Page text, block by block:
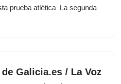
prueba atlética La segunda
de Galicia.es / La Voz